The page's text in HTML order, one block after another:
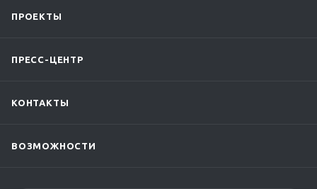
ПРОЕКТЫ
ПРЕСС-ЦЕНТР
КОНТАКТЫ
ВОЗМОЖНОСТИ